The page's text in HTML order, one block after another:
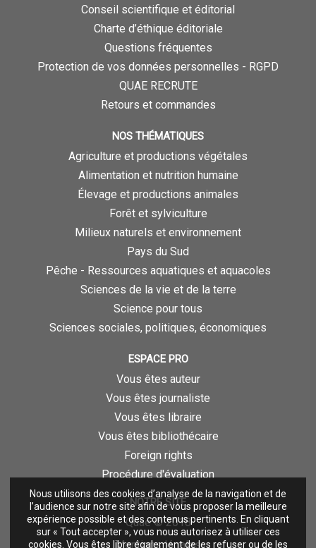
Nous utilisons des cookies d’analyse de la navigation et de
l’audience sur notre site afin de vous proposer la meilleure
expérience possible et des contenus pertinents. En cliquant
sur « Tout accepter », vous nous autorisez à utiliser ces
cookies. Vous êtes libre également de les refuser ou de les
Conseil scientifique et éditorial
Charte d’éthique éditoriale
Questions fréquentes
Protection de vos données personnelles - RGPD
QUAE RECRUTE
Retours et commandes
NOS THÉMATIQUES
Agriculture et productions végétales
Alimentation et nutrition humaine
Élevage et productions animales
Forêt et sylviculture
Milieux naturels et environnement
Pays du Sud
Pêche - Ressources aquatiques et aquacoles
Sciences de la vie et de la terre
Science pour tous
Sciences sociales, politiques, économiques
ESPACE PRO
Vous êtes auteur
Vous êtes journaliste
Vous êtes libraire
Vous êtes bibliothécaire
Foreign rights
Procédure d'évaluation
NOTRE SITE
Quae © 2018
Mentions légales